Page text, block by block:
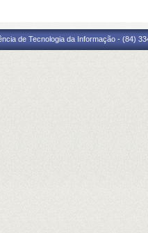
de Tecnologia da Informação - (84)